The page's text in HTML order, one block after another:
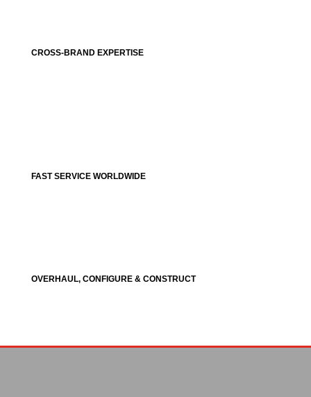
CROSS-BRAND EXPERTISE
FAST SERVICE WORLDWIDE
OVERHAUL, CONFIGURE & CONSTRUCT